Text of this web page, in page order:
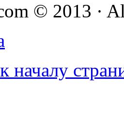
© 2013 ·
началу